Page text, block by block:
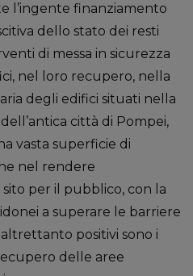
l’ingente finanziamento
dello stato dei resti
di messa in sicurezza
nel loro recupero, nella
degli edifici situati nella
città di Pompei,
vasta superficie di
nel rendere
per il pubblico, con la
a superare le barriere
positivi sono i
delle aree